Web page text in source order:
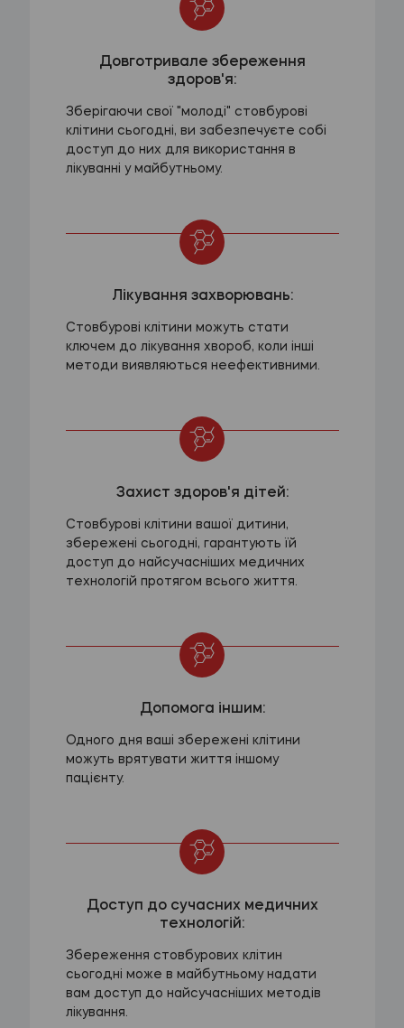
Довготривале збереження
здоров'я:
Зберігаючи свої "молоді" стовбурові
клітини сьогодні, ви забезпечуєте собі
доступ до них для використання в
лікуванні у майбутньому.
Лікування захворювань:
Стовбурові клітини можуть стати
ключем до лікування хвороб, коли інші
методи виявляються неефективними.
Захист здоров'я дітей:
Стовбурові клітини вашої дитини,
збережені сьогодні, гарантують їй
доступ до найсучасніших медичних
технологій протягом всього життя.
Допомога іншим:
Одного дня ваші збережені клітини
можуть врятувати життя іншому
пацієнту.
Доступ до сучасних медичних
технологій:
Збереження стовбурових клітин
сьогодні може в майбутньому надати
вам доступ до найсучасніших методів
лікування.